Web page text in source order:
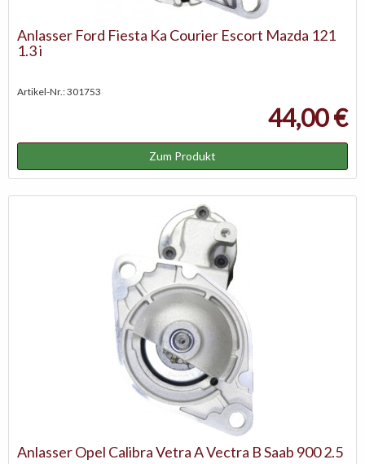
Anlasser Ford Fiesta Ka Courier Escort Mazda 121
1.3 i
Artikel-Nr.: 301753
44,00 €
Zum Produkt
Anlasser Opel Calibra Vetra A Vectra B Saab 900 2.5